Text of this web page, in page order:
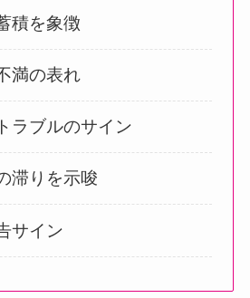
積を象徴
満の表れ
ラブルのサイン
滞りを示唆
サイン